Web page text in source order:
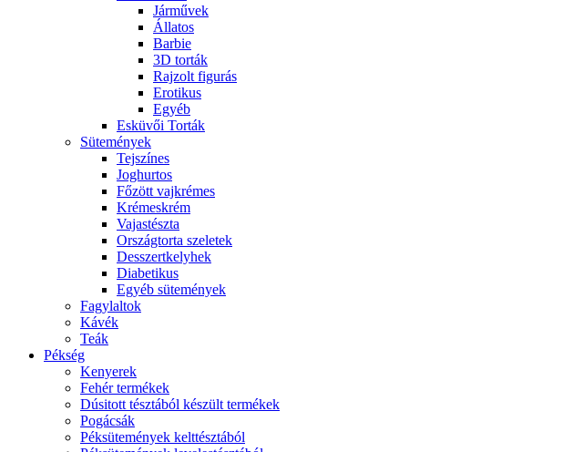
Járművek
Állatos
Barbie
3D torták
Rajzolt figurás
Erotikus
Egyéb
Esküvői Torták
Sütemények
Tejszínes
Joghurtos
Főzött vajkrémes
Krémeskrém
Vajastészta
Országtorta szeletek
Desszertkelyhek
Diabetikus
Egyéb sütemények
Fagylaltok
Kávék
Teák
Pékség
Kenyerek
Fehér termékek
Dúsitott tésztából készült termékek
Pogácsák
Péksütemények kelttésztából